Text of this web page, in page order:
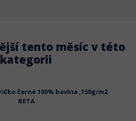
tento měsíc v této
kategorii
černé 100% bavlna ,150g/m2
BETA